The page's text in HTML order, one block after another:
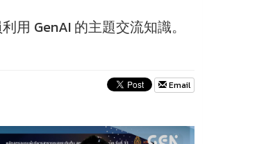
用 GenAI 的主題交流知識。
Email